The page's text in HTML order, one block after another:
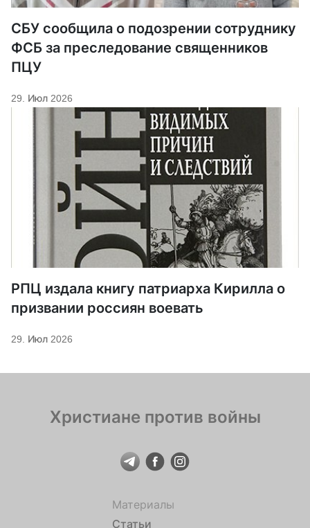
СБУ сообщила о подозрении сотруднику
ФСБ за преследование священников
ПЦУ
29. Июл 2026
РПЦ издала книгу патриарха Кирилла о
призвании россиян воевать
29. Июл 2026
Христиане против войны
Материалы
Статьи